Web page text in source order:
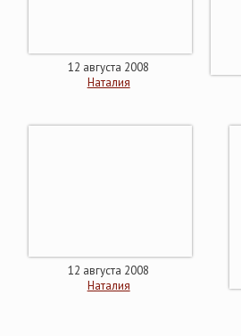
12 августа 2008
Наталия
12 августа 2008
Наталия